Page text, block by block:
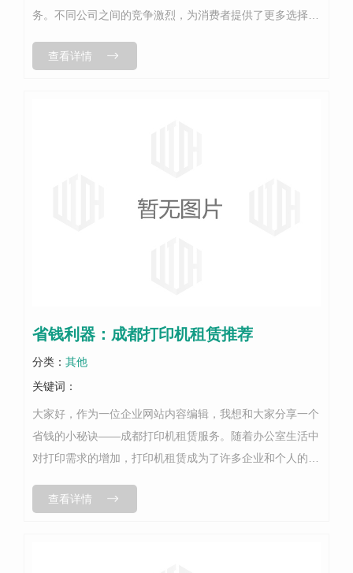
务。不同公司之间的竞争激烈，为消费者提供了更多选择。
自己的需求选择不同品牌和型号的打印...
查看详情
省钱利器：成都打印机租赁推荐
分类： 其他
关键词：
大家好，作为一位企业网站内容编辑，我想和大家分享一个
省钱的小秘诀——成都打印机租赁服务。随着办公室生活中
对打印需求的增加，打印机租赁成为了许多企业和个人的选
司，希望可以帮助到大家。首先是...
查看详情